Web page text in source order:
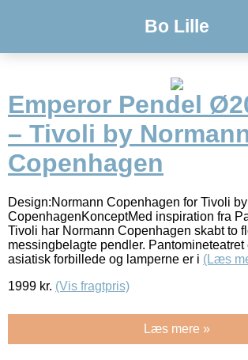
Bo Lille
Emperor Pendel
– Tivoli by
Copenhagen
Design:Normann Copenhagen for Tivoli
CopenhagenKonceptMed inspiration fra
Tivoli har Normann Copenhagen skabt to
messingbelagte pendler. Pantomineteatret
asiatisk forbillede og lamperne er i (Læs
1999 kr. (Vis fragtpris)
Læs mere »